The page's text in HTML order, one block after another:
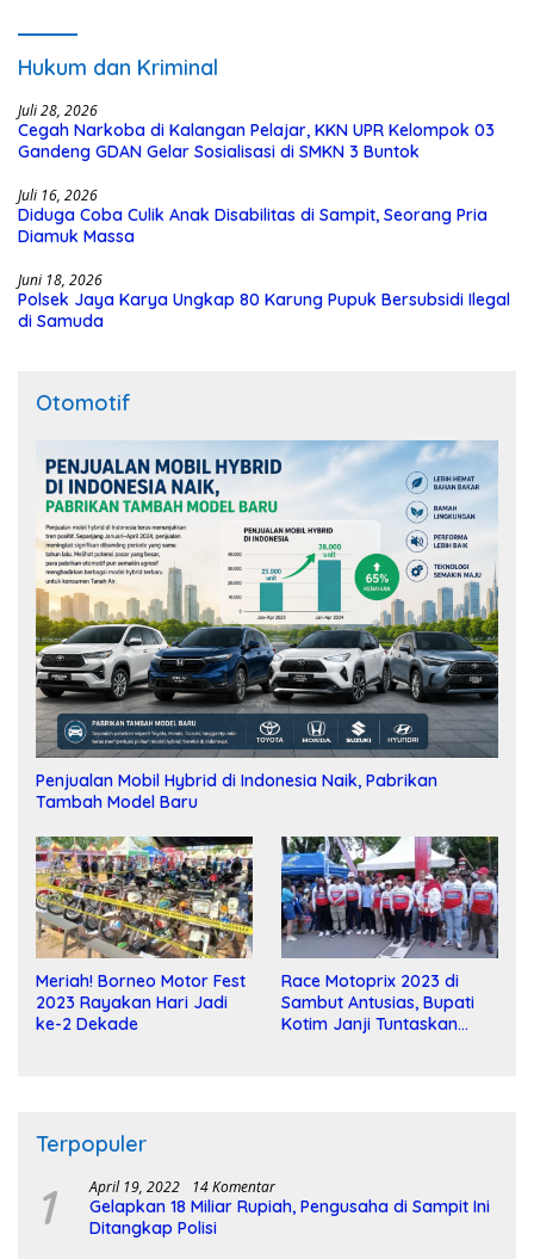
Hukum dan Kriminal
Juli 28, 2026
Cegah Narkoba di Kalangan Pelajar, KKN UPR Kelompok 03
Gandeng GDAN Gelar Sosialisasi di SMKN 3 Buntok
Juli 16, 2026
Diduga Coba Culik Anak Disabilitas di Sampit, Seorang Pria
Diamuk Massa
Juni 18, 2026
Polsek Jaya Karya Ungkap 80 Karung Pupuk Bersubsidi Ilegal
di Samuda
Otomotif
Penjualan Mobil Hybrid di Indonesia Naik, Pabrikan
Tambah Model Baru
Meriah! Borneo Motor Fest
2023 Rayakan Hari Jadi
ke-2 Dekade
Race Motoprix 2023 di
Sambut Antusias, Bupati
Kotim Janji Tuntaskan
Terpopuler
1 April 19, 2022 14 Komentar
Gelapkan 18 Miliar Rupiah, Pengusaha di Sampit Ini
Ditangkap Polisi